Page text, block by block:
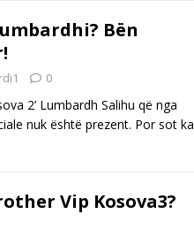
Bën
0
2’ Lumbardh Salihu që nga
nuk është prezent. Por sot ka
Vip Kosova3?